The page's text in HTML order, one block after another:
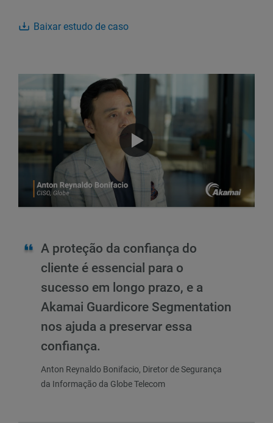
A proteção da confiança do
cliente é essencial para o
sucesso em longo prazo, e a
Akamai Guardicore Segmentation
nos ajuda a preservar essa
confiança.
Anton Reynaldo Bonifacio, Diretor de Segurança
da Informação da Globe Telecom
Baixar estudo de caso